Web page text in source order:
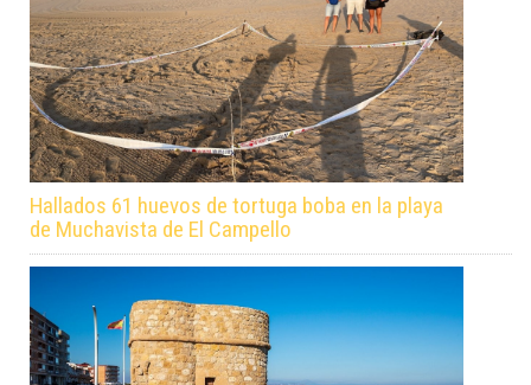
Hallados 61 huevos de tortuga boba en la playa
de Muchavista de El Campello